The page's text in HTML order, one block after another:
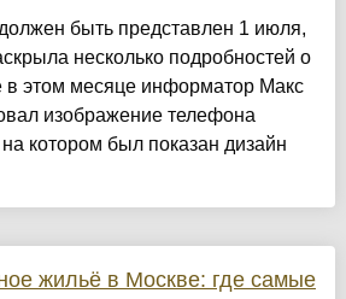
быть представлен 1 июля,
несколько подробностей о
этом месяце информатор Макс
изображение телефона
котором был показан дизайн
жильё в Москве: где самые